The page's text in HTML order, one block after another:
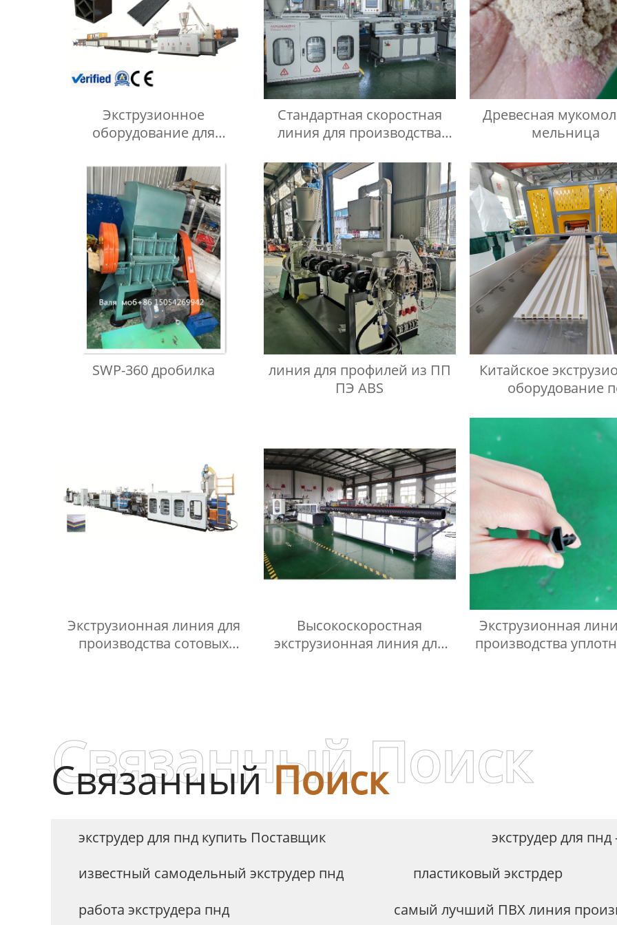
Экструзионное
оборудование для
ПЭ ДПК
Стандартная скоростная
линия для производства
гофрированных труб
Древесная
мельница
SWP-360 дробилка
линия для профилей из ПП
ПЭ ABS
Китайское
оборудование
панели из ПВХ/
Экструзионная линия для
производства сотовых
Высокоскоростная
экструзионная линия для
Экструзионная
производства
СвязанныйПоиск
Связанный Поиск
экструдер для пнд купить Поставщик
экструдер для
известный самодельный экструдер пнд
пластиковый экстрдер
работа экструдера пнд
самый лучший ПВХ линия